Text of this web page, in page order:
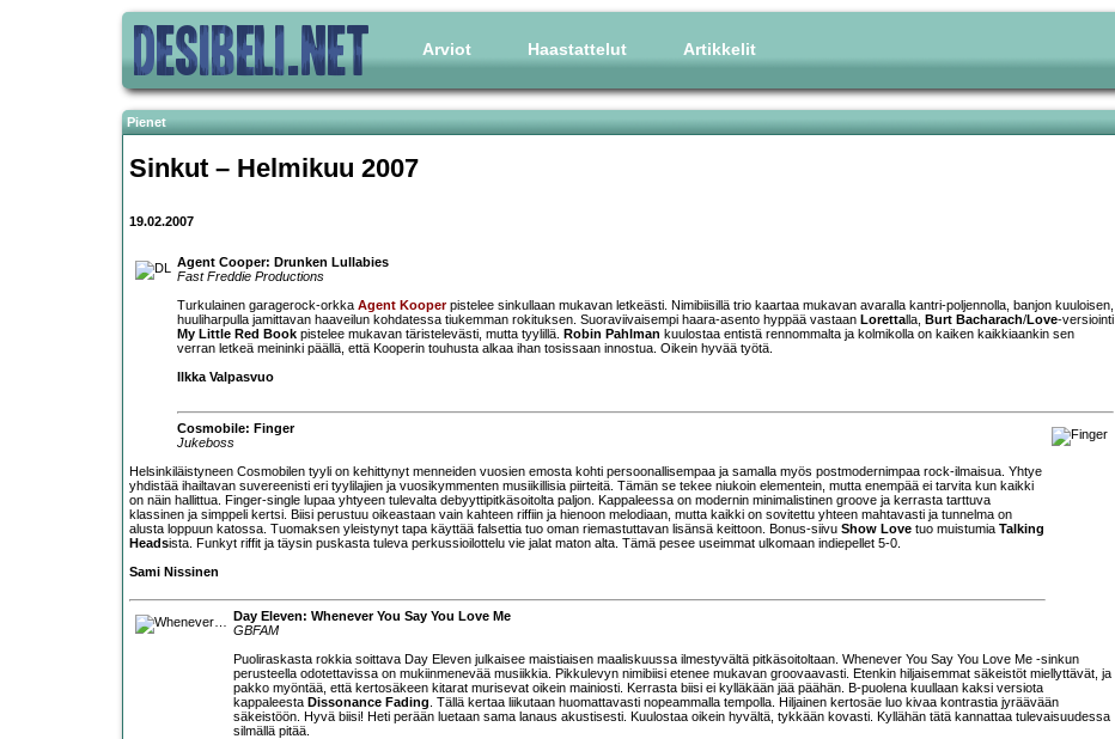
Arviot Haastattelut Artikkelit
Pienet
Sinkut – Helmikuu 2007
19.02.2007
Agent Cooper: Drunken Lullabies
Fast Freddie Productions
Turkulainen garagerock-orkka Agent Kooperpistelee sinkullaan mukavan letkeästi. Nimibiisillä trio kaartaa mukavan avaralla kantri-poljennolla, banjon kuuloisen,
huuliharpulla jamittavan haaveilun kohdatessa tiukemman rokituksen. Suoraviivaisempi haara-asento hyppää vastaan Lorettalla, Burt Bacharach/Love-versiointi
My Little Red Book pistelee mukavan täristelevästi, mutta tyylillä. Robin Pahlman kuulostaa entistä rennommalta ja kolmikolla on kaiken kaikkiaankin sen
verran letkeä meininki päällä, että Kooperin touhusta alkaa ihan tosissaan innostua. Oikein hyvää työtä.
Ilkka Valpasvuo
Cosmobile: Finger
Jukeboss
Helsinkiläistyneen Cosmobilen tyyli on kehittynyt menneiden vuosien emosta kohti persoonallisempaa ja samalla myös postmodernimpaa rock-ilmaisua. Yhtye
yhdistää ihailtavan suvereenisti eri tyylilajien ja vuosikymmenten musiikillisia piirteitä. Tämän se tekee niukoin elementein, mutta enempää ei tarvita kun kaikki
on näin hallittua. Finger-single lupaa yhtyeen tulevalta debyyttipitkäsoitolta paljon. Kappaleessa on modernin minimalistinen groove ja kerrasta tarttuva
klassinen ja simppeli kertsi. Biisi perustuu oikeastaan vain kahteen riffiin ja hienoon melodiaan, mutta kaikki on sovitettu yhteen mahtavasti ja tunnelma on
alusta loppuun katossa. Tuomaksen yleistynyt tapa käyttää falsettia tuo oman riemastuttavan lisänsä keittoon. Bonus-siivu Show Love tuo muistumia Talking
Headsista. Funkyt riffit ja täysin puskasta tuleva perkussioilottelu vie jalat maton alta. Tämä pesee useimmat ulkomaan indiepellet 5-0.
Sami Nissinen
Day Eleven: Whenever You Say You Love Me
GBFAM
Puoliraskasta rokkia soittava Day Eleven julkaisee maistiaisen maaliskuussa ilmestyvältä pitkäsoitoltaan. Whenever You Say You Love Me -sinkun
perusteella odotettavissa on mukiinmenevää musiikkia. Pikkulevyn nimibiisi etenee mukavan groovaavasti. Etenkin hiljaisemmat säkeistöt miellyttävät, ja
pakko myöntää, että kertosäkeen kitarat murisevat oikein mainiosti. Kerrasta biisi ei kylläkään jää päähän. B-puolena kuullaan kaksi versiota
kappaleesta Dissonance Fading . Tällä kertaa liikutaan huomattavasti nopeammalla tempolla. Hiljainen kertosäe luo kivaa kontrastia jyräävään
säkeistöön. Hyvä biisi! Heti perään luetaan sama lanaus akustisesti. Kuulostaa oikein hyvältä, tykkään kovasti. Kyllähän tätä kannattaa tulevaisuudessa
silmällä pitää.